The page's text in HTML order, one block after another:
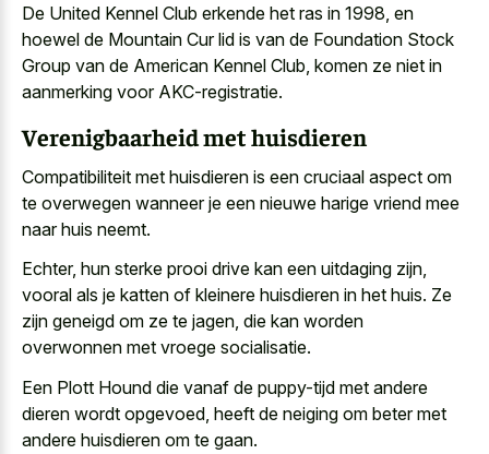
De United Kennel Club erkende het ras in 1998, en
hoewel de Mountain Cur lid is van de Foundation Stock
Group van de American Kennel Club, komen ze niet in
aanmerking voor AKC-registratie.
Verenigbaarheid met huisdieren
Compatibiliteit met huisdieren is een cruciaal aspect om
te overwegen wanneer je een nieuwe harige vriend mee
naar huis neemt.
Echter, hun sterke prooi drive kan een uitdaging zijn,
vooral als je katten of kleinere huisdieren in het huis. Ze
zijn geneigd om ze te jagen, die kan worden
overwonnen met vroege socialisatie.
Een Plott Hound die vanaf de puppy-tijd met andere
dieren wordt opgevoed, heeft de neiging om beter met
andere huisdieren om te gaan.